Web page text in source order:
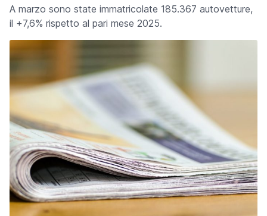
A marzo sono state immatricolate 185.367 autovetture,
il +7,6% rispetto al pari mese 2025.